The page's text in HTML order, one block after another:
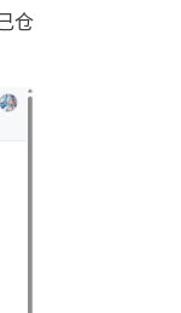
仓